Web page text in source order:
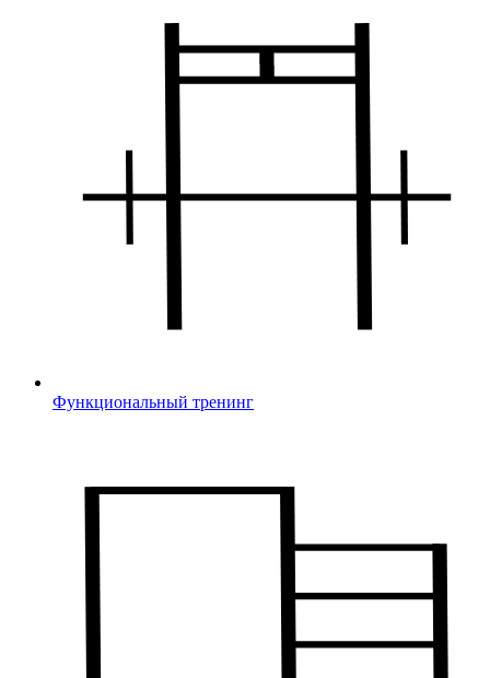
Функциональный тренинг